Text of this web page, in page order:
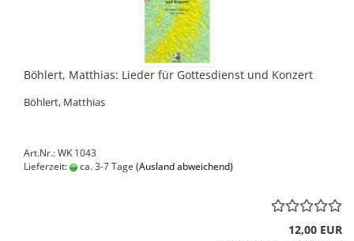
Böhlert, Matthias: Lieder für Gottesdienst und Konzert
Böhlert, Matthias
Art.Nr.: WK 1043
Lieferzeit:
ca. 3-7 Tage (Ausland abweichend)
12,00 EUR